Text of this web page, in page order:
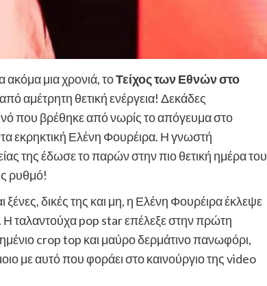
ακόμα μια χρονιά, τοΤείχος των Εθνών στο
αμέτρητη θετική ενέργεια! Δεκάδες
που βρέθηκε από νωρίς το απόγευμα στο
εκρηκτική Ελένη Φουρέιρα. Η γνωστή
της έδωσε το παρών στην πιο θετική ημέρα του
ρυθμό!
ξένες, δικές της και μη, η Ελένη Φουρέιρα έκλεψε
Η ταλαντούχα pop star επέλεξε στην πρώτη
crop top και μαύρο δερμάτινο πανωφόρι,
με αυτό που φοράει στο καινούργιο της video